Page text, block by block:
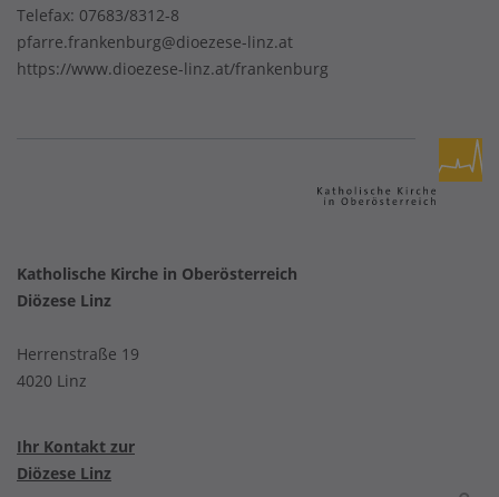
Telefax: 07683/8312-8
pfarre.frankenburg@dioezese-linz.at
https://www.dioezese-linz.at/frankenburg
Katholische Kirche in Oberösterreich
Diözese Linz
Herrenstraße 19
4020 Linz
Ihr Kontakt zur
Diözese Linz